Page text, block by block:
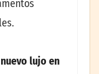
lujo en